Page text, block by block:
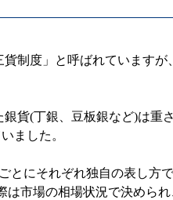
制度」と呼ばれていますが
貨(丁銀、豆板銀など)は重
ました。
にそれぞれ独自の表し方
市場の相場状況で決めら